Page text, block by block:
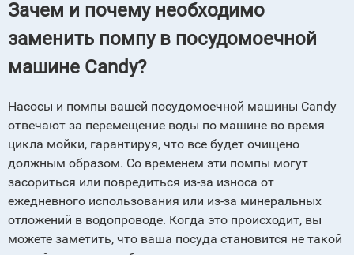
Зачем и почему необходимо
заменить помпу в посудомоечной
машине Сandy?
Насосы и помпы вашей посудомоечной машины Сandy
отвечают за перемещение воды по машине во время
цикла мойки, гарантируя, что все будет очищено
должным образом. Со временем эти помпы могут
засориться или повредиться из-за износа от
ежедневного использования или из-за минеральных
отложений в водопроводе. Когда это происходит, вы
можете заметить, что ваша посуда становится не такой